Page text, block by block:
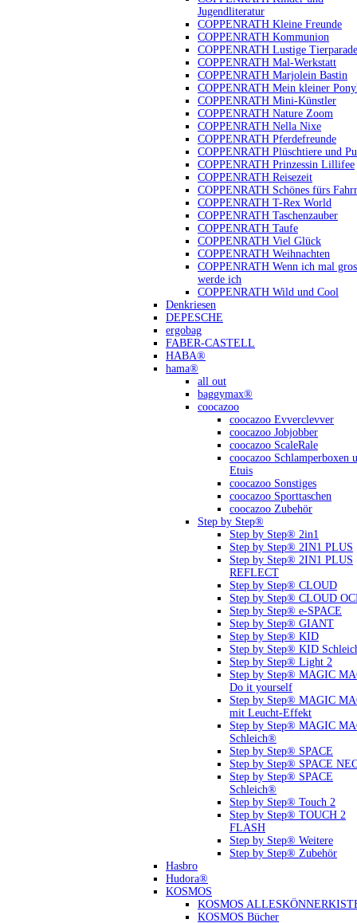
Jugendliteratur
COPPENRATH Kleine Freunde
COPPENRATH Kommunion
COPPENRATH Lustige Tierparade
COPPENRATH Mal-Werkstatt
COPPENRATH Marjolein Bastin
COPPENRATH Mein kleiner
COPPENRATH Mini-Künstler
COPPENRATH Nature Zoom
COPPENRATH Nella Nixe
COPPENRATH Pferdefreunde
COPPENRATH Plüschtiere und
COPPENRATH Prinzessin Lillifee
COPPENRATH Reisezeit
COPPENRATH Schönes fürs
COPPENRATH T-Rex World
COPPENRATH Taschenzauber
COPPENRATH Taufe
COPPENRATH Viel Glück
COPPENRATH Weihnachten
COPPENRATH Wenn ich mal
werde ich
COPPENRATH Wild und Cool
Denkriesen
DEPESCHE
ergobag
FABER-CASTELL
HABA®
hama®
all out
baggymax®
coocazoo
coocazoo Evverclevver
coocazoo Jobjobber
coocazoo ScaleRale
coocazoo Schlamperboxen
Etuis
coocazoo Sonstiges
coocazoo Sporttaschen
coocazoo Zubehör
Step by Step®
Step by Step® 2in1
Step by Step® 2IN1 PLUS
Step by Step® 2IN1 PLUS
REFLECT
Step by Step® CLOUD
Step by Step® CLOUD
Step by Step® e-SPACE
Step by Step® GIANT
Step by Step® KID
Step by Step® KID
Step by Step® Light 2
Step by Step® MAGIC
Do it yourself
Step by Step® MAGIC
mit Leucht-Effekt
Step by Step® MAGIC
Schleich®
Step by Step® SPACE
Step by Step® SPACE
Step by Step® SPACE
Schleich®
Step by Step® Touch 2
Step by Step® TOUCH 2
FLASH
Step by Step® Weitere
Step by Step® Zubehör
Hasbro
Hudora®
KOSMOS
KOSMOS
KOSMOS Bücher